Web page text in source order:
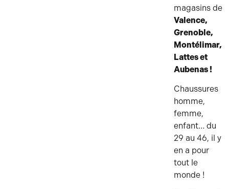
magasins de
Valence,
Grenoble,
Montélimar,
Lattes et
Aubenas !
Chaussures
homme,
femme,
enfant… du
29 au 46, il y
en a pour
tout le
monde !